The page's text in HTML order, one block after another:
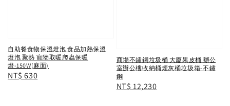
自助餐食物保溫燈泡 食品加熱保溫
燈泡 聚熱 寵物取暖爬蟲保暖
燈-150W(麻面)
Regular
NT$ 630
商場不鏽鋼垃圾桶 大廈果皮桶 辦公
室辦公樓收納桶煙灰桶垃圾箱-不鏽
鋼
Regular
NT$ 12,230